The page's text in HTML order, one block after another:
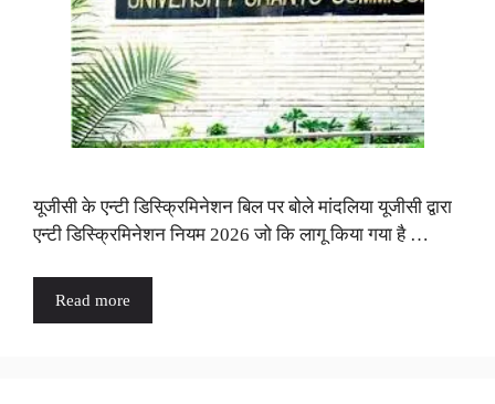
यूजीसी के एन्टी डिस्क्रिमिनेशन बिल पर बोले मांदलिया यूजीसी द्वारा
एन्टी डिस्क्रिमिनेशन नियम 2026 जो कि लागू किया गया है …
Read more